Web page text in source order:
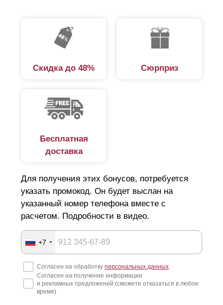
Скидка до 48% Сюрприз
Бесплатная
доставка
Для получения этих бонусов, потребуется
указать промокод. Он будет выслан на
указанный номер телефона вместе с
расчетом. Подробности в видео.
+7
Согласен на обработку персональных данных
Согласен на получение информации
и рекламных предложений (сможете отказаться в любое
время)